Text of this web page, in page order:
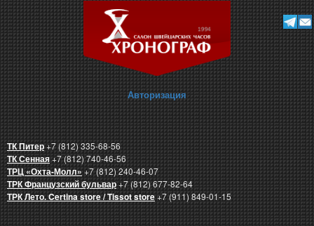
Авторизация
ТК Питер+7 (812) 335-68-56
ТК Сенная+7 (812) 740-46-56
ТРЦ «Охта-Молл»+7 (812) 240-46-07
ТРК Французский бульвар+7 (812) 677-82-64
ТРК Лето. Certina store / Tissot store+7 (911) 849-01-15